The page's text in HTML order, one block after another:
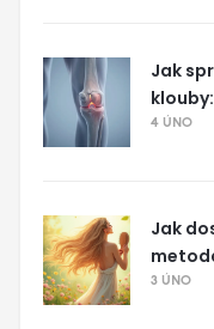
Jak
4 ÚNO
Jak
3 ÚNO